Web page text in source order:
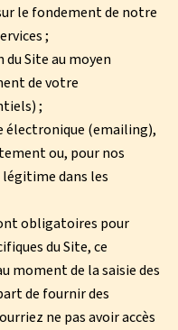
le fondement de notre
;
Site au moyen
de votre
;
électronique (emailing),
ou, pour nos
dans les
obligatoires pour
du Site, ce
moment de la saisie des
de fournir des
ne pas avoir accès